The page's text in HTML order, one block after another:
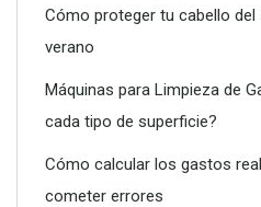
Dreame advierte: no todos los
eficaces contra la alergia
Cómo proteger tu cabello
verano
Máquinas para Limpieza de
cada tipo de superficie?
Cómo calcular los gastos
cometer errores